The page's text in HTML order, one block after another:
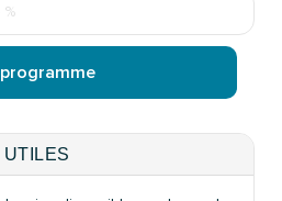
%
UTILES